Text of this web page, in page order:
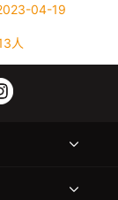
04-19
人